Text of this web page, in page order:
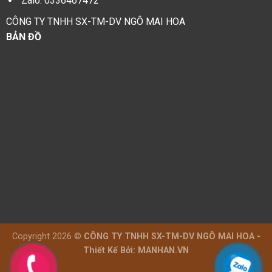
CÔNG TY TNHH SX-TM-DV NGÔ MAI HOA
BẢN ĐỒ
Copyright 2026 © CÔNG TY TNHH SX-TM-DV NGÔ MAI HOA -
Thiết Kế Bởi: MANHAN.VN